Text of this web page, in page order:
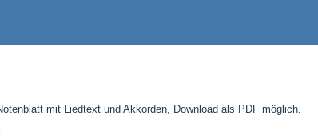
mit Liedtext und Akkorden, Download als PDF möglich.